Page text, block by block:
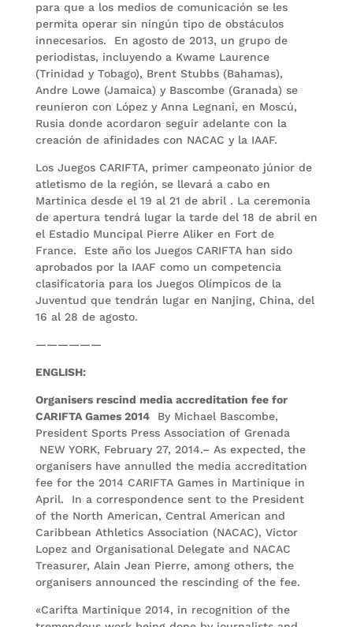
para que a los medios de comunicación se les
permita operar sin ningún tipo de obstáculos
innecesarios. En agosto de 2013, un grupo de
periodistas, incluyendo a Kwame Laurence
(Trinidad y Tobago), Brent Stubbs (Bahamas),
Andre Lowe (Jamaica) y Bascombe (Granada) se
reunieron con López y Anna Legnani, en Moscú,
Rusia donde acordaron seguir adelante con la
creación de afinidades con NACAC y la IAAF.
Los Juegos CARIFTA, primer campeonato júnior de
atletismo de la región, se llevará a cabo en
Martinica desde el 19 al 21 de abril . La ceremonia
de apertura tendrá lugar la tarde del 18 de abril en
el Estadio Muncipal Pierre Aliker en Fort de
France. Este año los Juegos CARIFTA han sido
aprobados por la IAAF como un competencia
clasificatoria para los Juegos Olímpicos de la
Juventud que tendrán lugar en Nanjing, China, del
16 al 28 de agosto.
——————
ENGLISH:
Organisers rescind media accreditation fee for
CARIFTA Games 2014By Michael Bascombe,
President Sports Press Association of Grenada
NEW YORK, February 27, 2014.– As expected, the
organisers have annulled the media accreditation
fee for the 2014 CARIFTA Games in Martinique in
April. In a correspondence sent to the President
of the North American, Central American and
Caribbean Athletics Association (NACAC), Victor
Lopez and Organisational Delegate and NACAC
Treasurer, Alain Jean Pierre, among others, the
organisers announced the rescinding of the fee.
«Carifta Martinique 2014, in recognition of the